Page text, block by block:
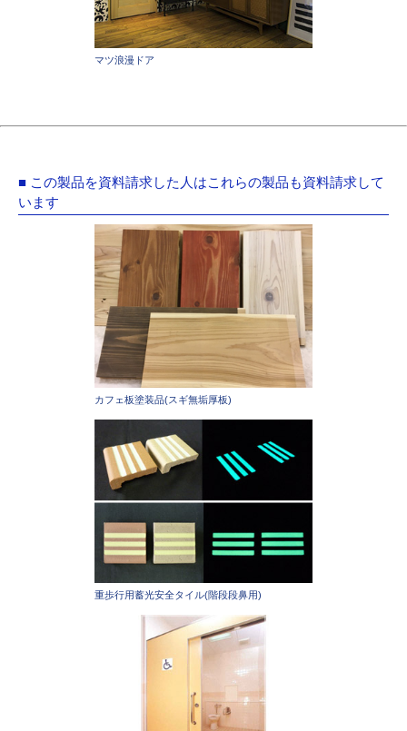
マツ浪漫ドア
■ この製品を資料請求した人はこれらの製品も資料請求して
います
カフェ板塗装品(スギ無垢厚板)
重歩行用蓄光安全タイル(階段段鼻用)